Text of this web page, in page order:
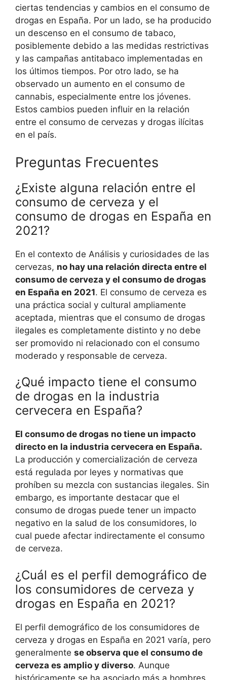
ciertas tendencias y cambios en el consumo de
drogas en España. Por un lado, se ha producido
un descenso en el consumo de tabaco,
posiblemente debido a las medidas restrictivas
y las campañas antitabaco implementadas en
los últimos tiempos. Por otro lado, se ha
observado un aumento en el consumo de
cannabis, especialmente entre los jóvenes.
Estos cambios pueden influir en la relación
entre el consumo de cervezas y drogas ilícitas
en el país.
Preguntas Frecuentes
¿Existe alguna relación entre el
consumo de cerveza y el
consumo de drogas en España en
2021?
En el contexto de Análisis y curiosidades de las
cervezas, no hay una relación directa entre el
consumo de cerveza y el consumo de drogas
en España en 2021. El consumo de cerveza es
una práctica social y cultural ampliamente
aceptada, mientras que el consumo de drogas
ilegales es completamente distinto y no debe
ser promovido ni relacionado con el consumo
moderado y responsable de cerveza.
¿Qué impacto tiene el consumo
de drogas en la industria
cervecera en España?
El consumo de drogas no tiene un impacto
directo en la industria cervecera en España.
La producción y comercialización de cerveza
está regulada por leyes y normativas que
prohíben su mezcla con sustancias ilegales. Sin
embargo, es importante destacar que el
consumo de drogas puede tener un impacto
negativo en la salud de los consumidores, lo
cual puede afectar indirectamente el consumo
de cerveza.
¿Cuál es el perfil demográfico de
los consumidores de cerveza y
drogas en España en 2021?
El perfil demográfico de los consumidores de
cerveza y drogas en España en 2021 varía, pero
generalmente se observa que el consumo de
cerveza es amplio y diverso. Aunque
históricamente se ha asociado más a hombres